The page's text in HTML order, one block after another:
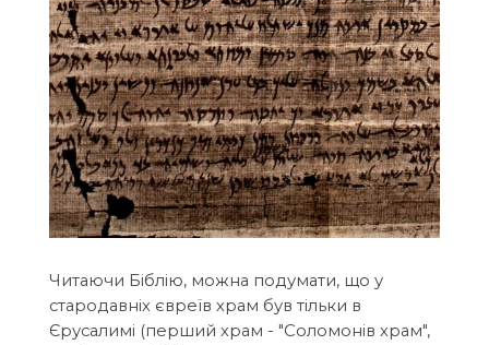
Читаючи Біблію, можна подумати, що у
стародавніх євреїв храм був тільки в
Єрусалимі (перший храм - "Соломонів храм",